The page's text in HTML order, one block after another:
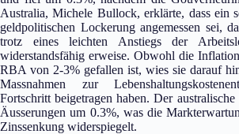
Australia, Michele Bullock, erklärte, dass ein
geldpolitischen Lockerung angemessen sei,
trotz eines leichten Anstiegs der
widerstandsfähig erweise. Obwohl die
RBA von 2-3% gefallen ist, wies sie darauf
Massnahmen zur
Fortschritt beigetragen haben. Der
Äusserungen um 0.3%, was die
Zinssenkung widerspiegelt.